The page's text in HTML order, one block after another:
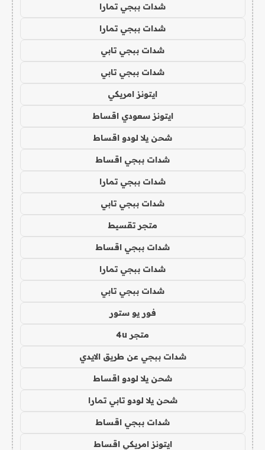
شدات ببجي تمارا
شدات ببجي تمارا
شدات ببجي تابي
شدات ببجي تابي
ايتونز امريكي
ايتونز سعودي اقساط
شحن يلا لودو اقساط
شدات ببجي اقساط
شدات ببجي تمارا
شدات ببجي تابي
متجر تقسيط
شدات ببجي اقساط
شدات ببجي تمارا
شدات ببجي تابي
فور يو ستور
متجر 4u
شدات ببجي عن طريق الايدي
شحن يلا لودو اقساط
شحن يلا لودو تابي تمارا
شدات ببجي اقساط
ايتونز امريكي اقساط